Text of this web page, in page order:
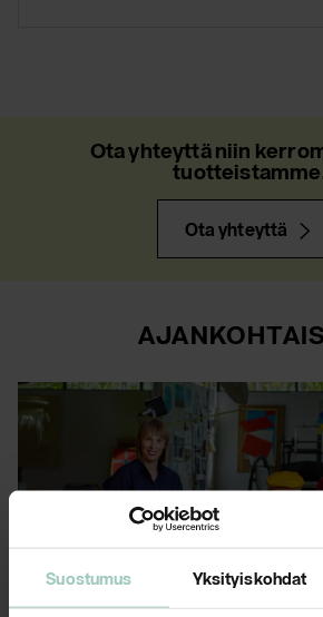
Suostumus Yksityiskohdat
Ota yhteyttä niin
Ota yhteyttä